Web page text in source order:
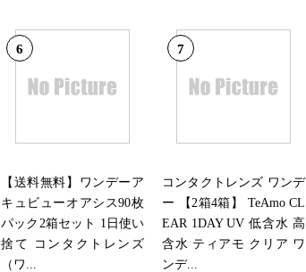
6
【送料無料】ワンデーア
キュビューオアシス90枚
パック2箱セット 1日使い
捨て コンタクトレンズ
（ワ...
7
コンタクトレンズ ワンデ
ー 【2箱4箱】 TeAmo CL
EAR 1DAY UV 低含水 高
含水 ティアモ クリア ワ
ンデ...